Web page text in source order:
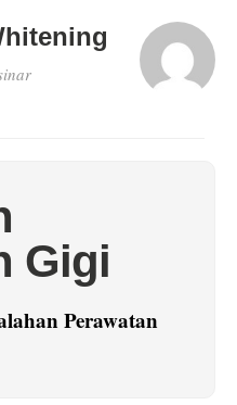
Gigi
Perawatan